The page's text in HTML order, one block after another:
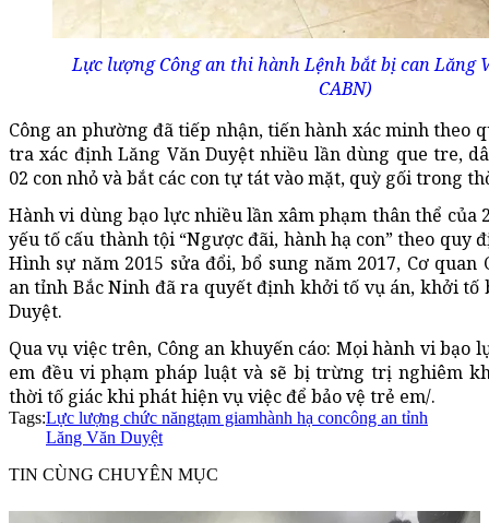
Lực lượng Công an thi hành Lệnh bắt bị can Lăng
CABN)
Công an phường đã tiếp nhận, tiến hành xác minh theo
tra xác định Lăng Văn Duyệt nhiều lần dùng que tre,
02 con nhỏ và bắt các con tự tát vào mặt, quỳ gối trong
Hành vi dùng bạo lực nhiều lần xâm phạm thân thể của
yếu tố cấu thành tội “Ngược đãi, hành hạ con” theo quy
Hình sự năm 2015 sửa đổi, bổ sung năm 2017, Cơ quan
an tỉnh Bắc Ninh đã ra quyết định khởi tố vụ án, khởi tố
Duyệt.
Qua vụ việc trên, Công an khuyến cáo: Mọi hành vi bạo
em đều vi phạm pháp luật và sẽ bị trừng trị nghiêm
thời tố giác khi phát hiện vụ việc để bảo vệ trẻ em/.
Tags:Lực lượng chức năngtạm giamhành hạ concông an tỉnh
Lăng Văn Duyệt
TIN CÙNG CHUYÊN MỤC